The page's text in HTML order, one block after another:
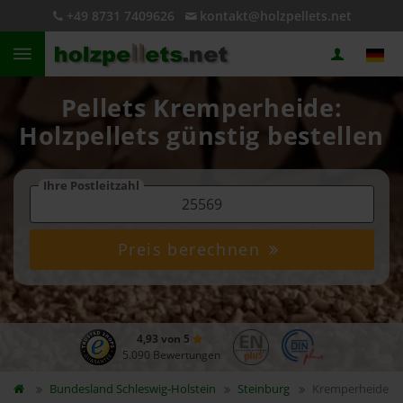
+49 8731 7409626 kontakt@holzpellets.net
Pellets Kremperheide:
Holzpellets günstig bestellen
Ihre Postleitzahl
Preis berechnen
4,93 von 5
5.090 Bewertungen
Bundesland Schleswig-Holstein Steinburg Kremperheide